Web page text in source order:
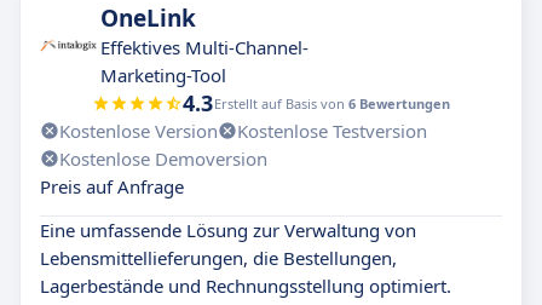
OneLink
Effektives Multi-Channel-
Marketing-Tool
4.3Erstellt auf Basis von 6 Bewertungen
Kostenlose Version
Kostenlose Testversion
Kostenlose Demoversion
Preis auf Anfrage
Eine umfassende Lösung zur Verwaltung von
Lebensmittellieferungen, die Bestellungen,
Lagerbestände und Rechnungsstellung optimiert.